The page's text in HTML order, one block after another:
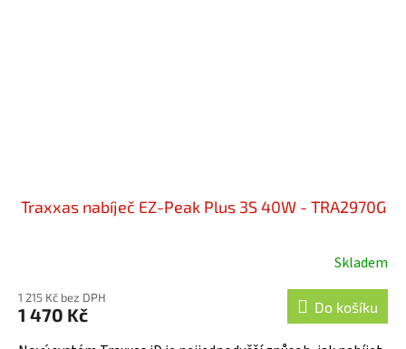
Traxxas nabíječ EZ-Peak Plus 3S 40W - TRA2970G
produktu
je
Skladem
1 215 Kč bez DPH
1 470 Kč Do košíku